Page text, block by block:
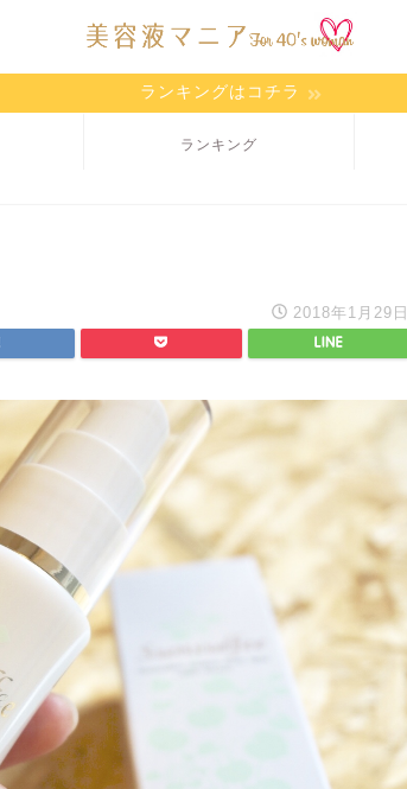
ランキングはコチラ
ランキング
2018年1月29日